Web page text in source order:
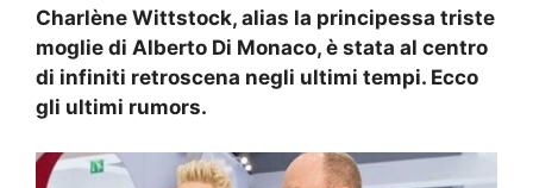
Charlène Wittstock, alias la principessa triste
moglie di Alberto Di Monaco, è stata al centro
di infiniti retroscena negli ultimi tempi. Ecco
gli ultimi rumors.